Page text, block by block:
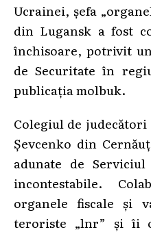
Ucrainei, șefa
din Lugansk a fost
închisoare, potrivit
de Securitate în
publicația molbuk.
Colegiul de
Șevcenko din
adunate de
incontestabile.
organele fiscale și
teroriste „lnr” și îi